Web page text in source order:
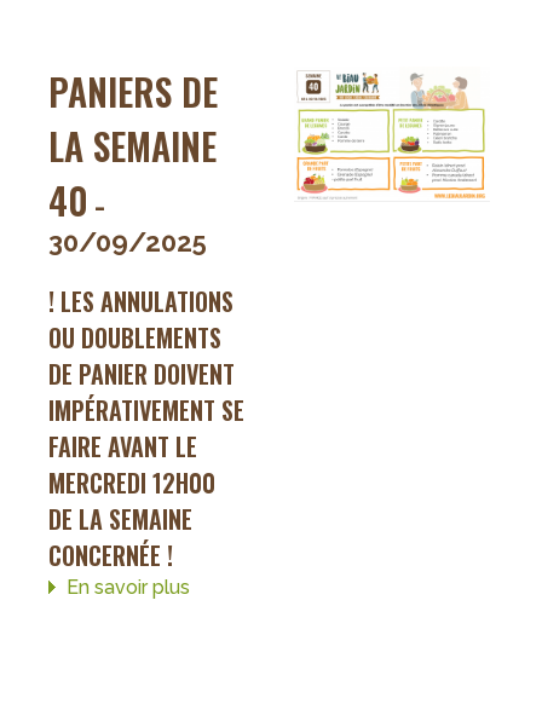
PANIERS DE
LA SEMAINE
40 -
30/09/2025
! LES ANNULATIONS
OU DOUBLEMENTS
DE PANIER DOIVENT
IMPÉRATIVEMENT SE
FAIRE AVANT LE
MERCREDI 12H00
DE LA SEMAINE
CONCERNÉE !
En savoir plus